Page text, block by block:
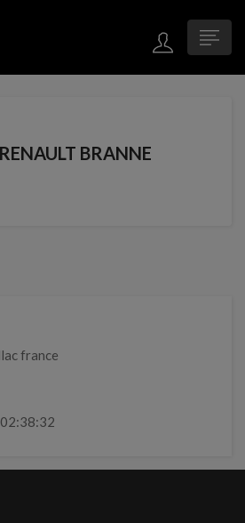
RENAULT BRANNE
france